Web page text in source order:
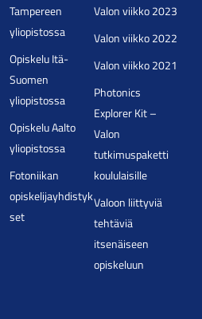
Tampereen
yliopistossa
Opiskelu Itä-
Suomen
yliopistossa
Opiskelu Aalto
yliopistossa
Fotoniikan
opiskelijayhdistyk
set
Valon viikko 2023
Valon viikko 2022
Valon viikko 2021
Photonics
Explorer Kit –
Valon
tutkimuspaketti
koululaisille
Valoon liittyviä
tehtäviä
itsenäiseen
opiskeluun